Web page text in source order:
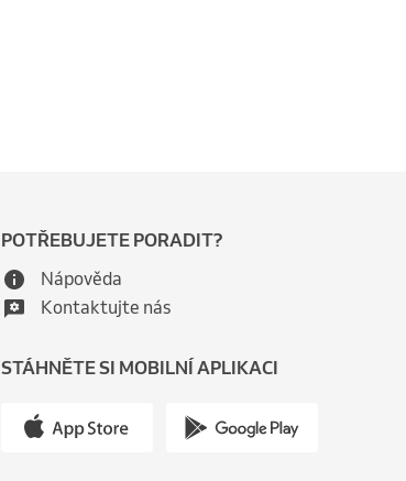
POTŘEBUJETE PORADIT?
Nápověda
Kontaktujte nás
STÁHNĚTE SI MOBILNÍ APLIKACI